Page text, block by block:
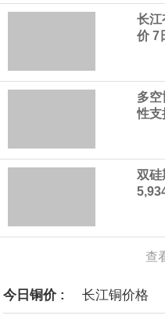
据报道，威刚近日在
稳定的三大有利因素
进一步扩大全年营运
美国国会预算办公室
计划建造的15艘核动
到采购的总费用可能
面战舰项目之一。 根
后续14艘平均每艘约
长江
价 7
多
性支
双硅
查
今日铜价 : 长江铜价格